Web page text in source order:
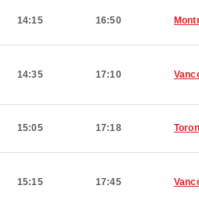
14:15 16:50
14:35 17:10
15:05 17:18
15:15 17:45